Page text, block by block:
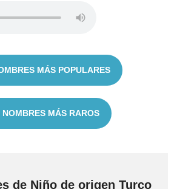
MÁS POPULARES
NOMBRES MÁS RAROS
de Niño de origen Turco